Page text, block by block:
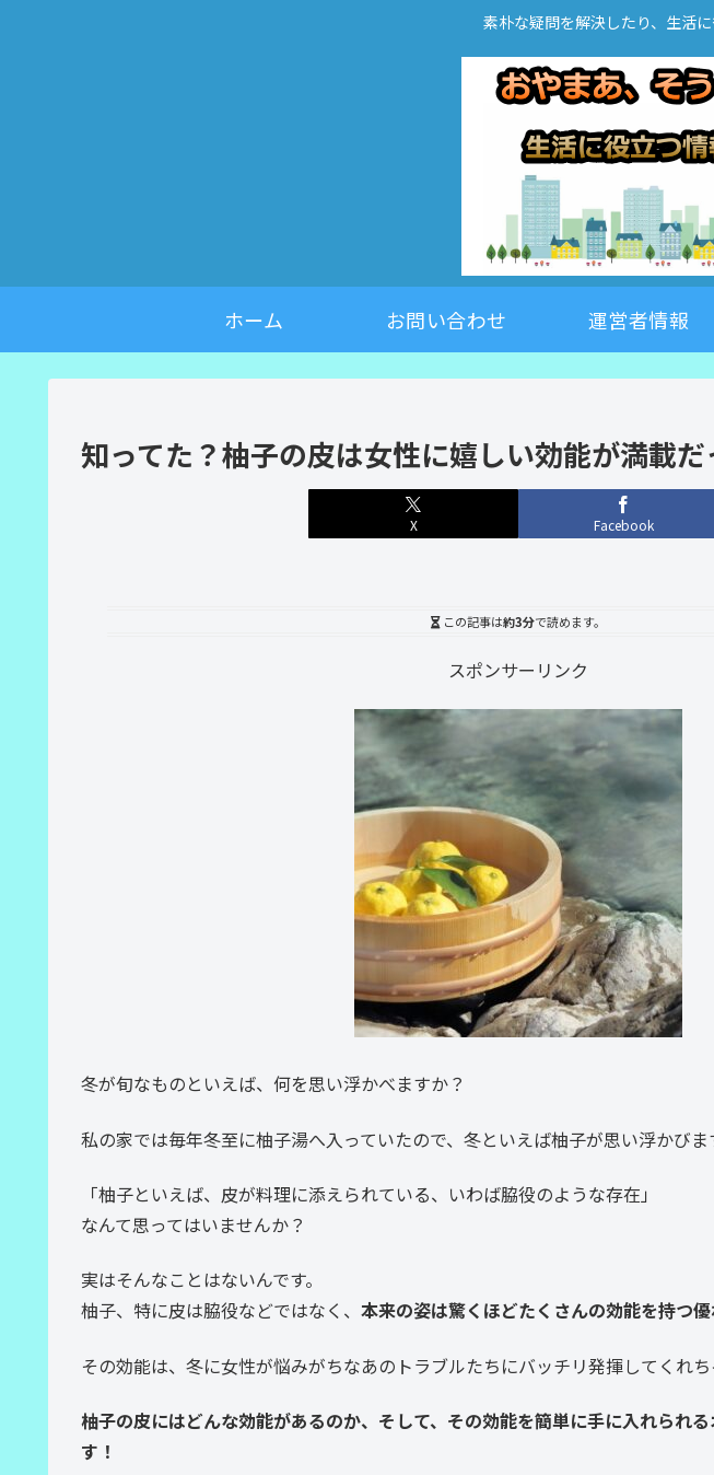
素朴な疑問を解決したり、生活
ホーム お問い合わせ 運営者情報
知ってた？柚子の皮は女性に嬉しい効能が満載だ
X Facebook
この記事は約3分で読めます。
スポンサーリンク
冬が旬なものといえば、何を思い浮かべますか？
私の家では毎年冬至に柚子湯へ入っていたので、冬といえば柚子が思い浮かびま
「柚子といえば、皮が料理に添えられている、いわば脇役のような存在」
なんて思ってはいませんか？
実はそんなことはないんです。
柚子、特に皮は脇役などではなく、 本来の姿は驚くほどたくさんの効能を持つ
その効能は、冬に女性が悩みがちなあのトラブルたちにバッチリ発揮してくれち
柚子の皮にはどんな効能があるのか、そして、その効能を簡単に手に入れられ
す！